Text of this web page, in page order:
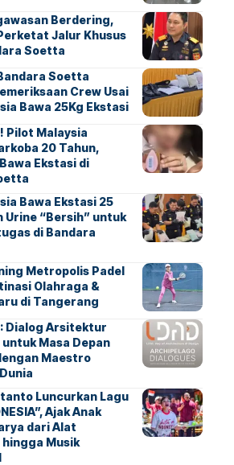
Berdering,
Jalur Khusus
Soetta
Soetta
Crew Usai
Bawa 25Kg Ekstasi
Pilot Malaysia
20 Tahun,
Ekstasi di
Bawa Ekstasi 25
Urine “Bersih” untuk
di Bandara
Metropolis Padel
Olahraga &
di Tangerang
Dialog Arsitektur
untuk Masa Depan
Maestro
Luncurkan Lagu
Ajak Anak
dari Alat
Musik